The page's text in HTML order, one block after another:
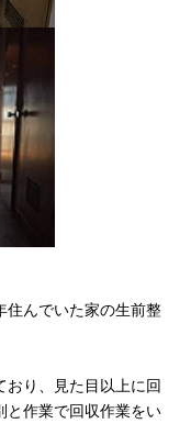
住んでいた家の生前整
おり、見た目以上に回
と作業で回収作業をい